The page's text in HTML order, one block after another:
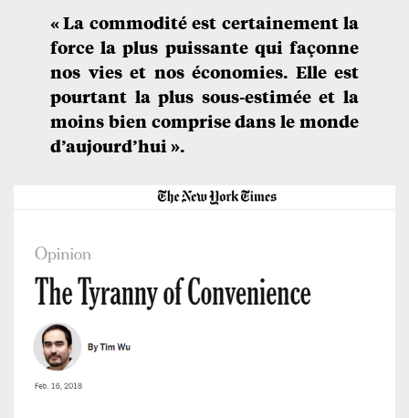
« La commodité est certainement la
force la plus puissante qui façonne
nos vies et nos économies. Elle est
pourtant la plus sous-estimée et la
moins bien comprise dans le monde
d’aujourd’hui ».